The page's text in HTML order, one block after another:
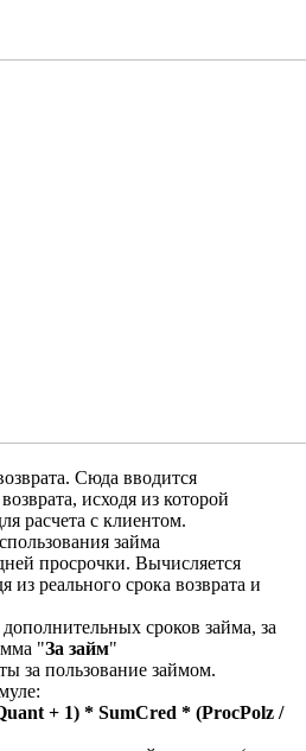
Сюда вводится
исходя из которой
расчета с клиентом.
займа
просрочки. Вычисляется
из реального срока возврата и
сроков займа, за
"За займ"
за пользование займом.
+ 1) * SumCred * (ProcPolz /